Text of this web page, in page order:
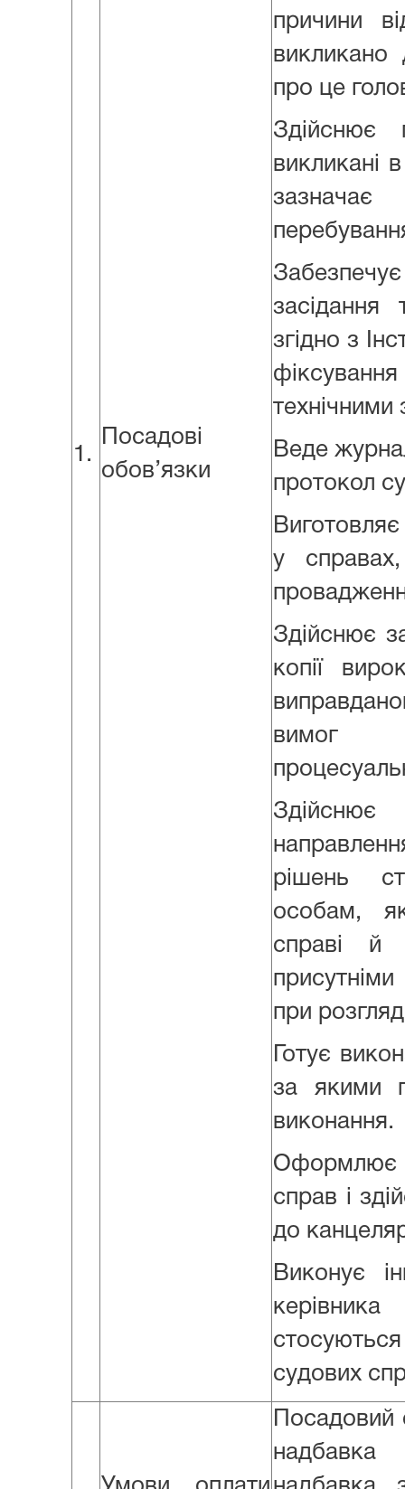
1.
Посадові
обов’язки
причини
викликано
про це
Здійснює
викликані
засідання
згідно з
технічними
Веде
протокол
у
Здійснює
копії
вимог
рішень
особам,
справі й
при
Готує
за якими
виконання.
Оформлює
справ і
до
Виконує
стосуються
судових
надбавка